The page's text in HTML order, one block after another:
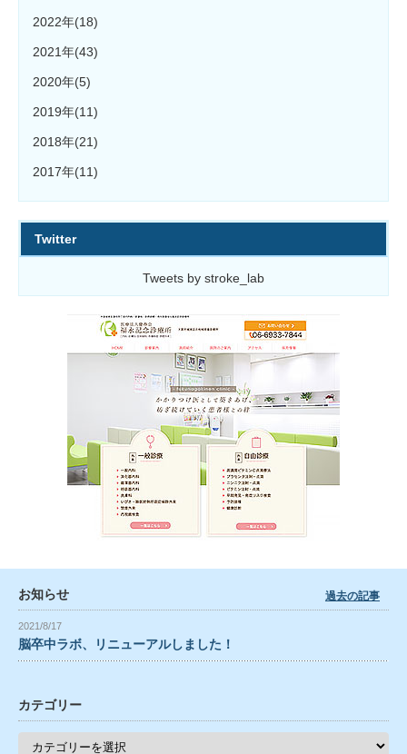
2022年(18)
2021年(43)
2020年(5)
2019年(11)
2018年(21)
2017年(11)
Twitter
Tweets by stroke_lab
お知らせ
2021/8/17
脳卒中ラボ、リニューアルしました！
過去の記事
カテゴリー
カ